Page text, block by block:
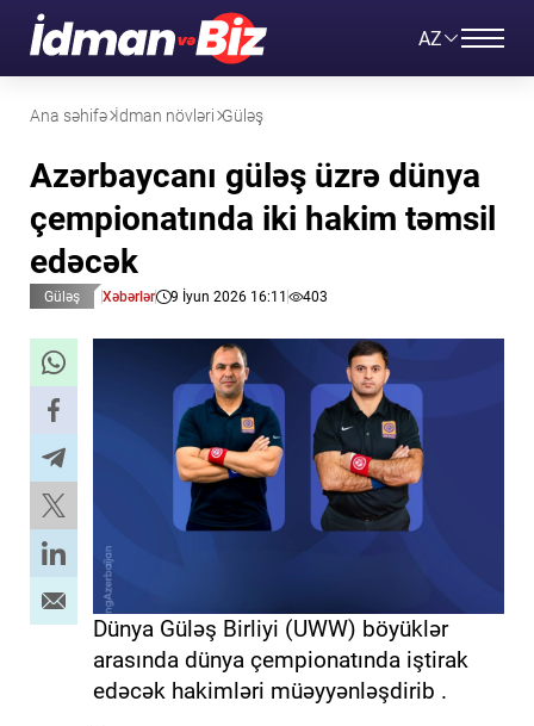
AZ
Ana səhifə İdman növləri Güləş
Azərbaycanı güləş üzrə dünya
çempionatında iki hakim təmsil
edəcək
Güləş Xəbərlər 9 İyun 2026 16:11 403
Dünya Güləş Birliyi (UWW) böyüklər
arasında dünya çempionatında iştirak
edəcək hakimləri müəyyənləşdirib .